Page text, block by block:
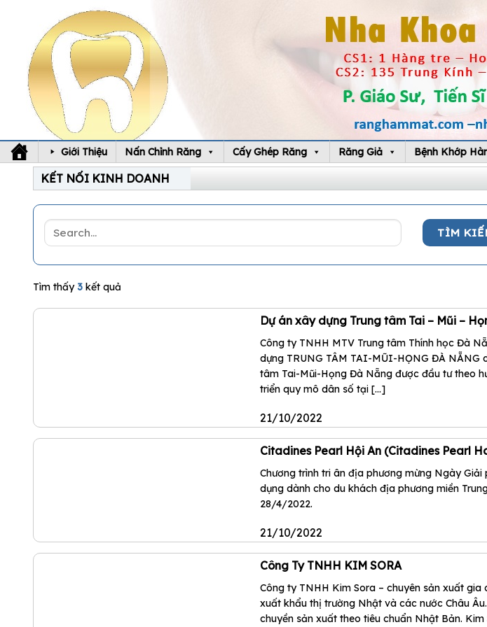
content
Giới Thiệu Nấn Chỉnh Răng Cấy Ghép Răng Răng Giả Bệnh Khớp
KẾT NỐI KINH DOANH
Tìm thấy3 kết quả
Dự án xây dựng Trung tâm Tai – Mũi –
Công ty TNHH MTV Trung tâm Thính học Đà
dựng TRUNG TÂM TAI-MŨI-HỌNG ĐÀ NẴNG
tâm Tai-Mũi-Họng Đà Nẵng được đầu tư theo
triển quy mô dân số tại [...]
21/10/2022
Citadines Pearl Hội An (Citadines Pearl
Chương trình tri ân địa phương mừng Ngày
dụng dành cho du khách địa phương miền
28/4/2022.
21/10/2022
Công Ty TNHH KIM SORA
Công ty TNHH Kim Sora – chuyên sản xuất
xuất khẩu thị trường Nhật và các nước Châu
chuyền sản xuất theo tiêu chuẩn Nhật Bản.